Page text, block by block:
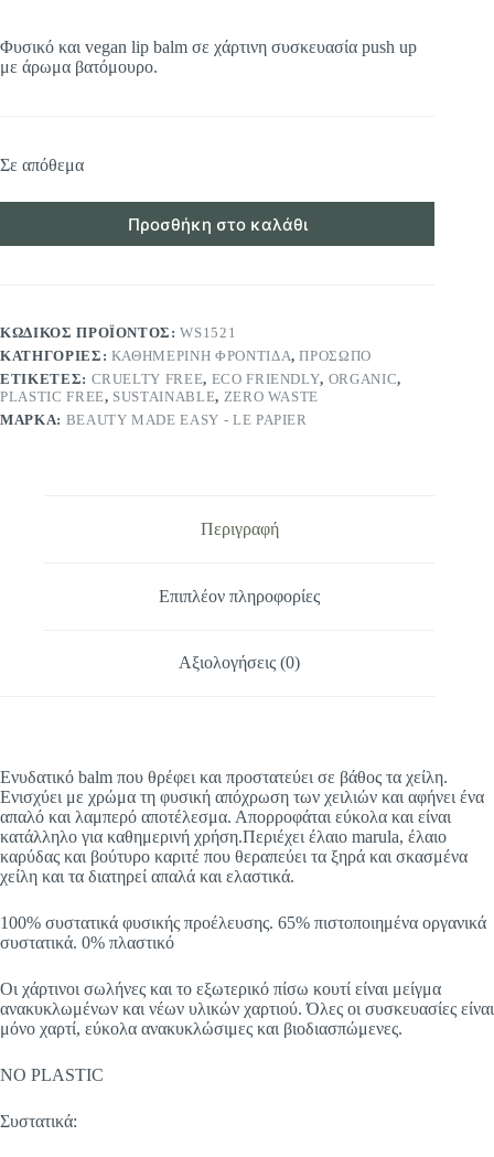
Φυσικό και vegan lip balm σε χάρτινη συσκευασία push up
με άρωμα βατόμουρο.
Σε απόθεμα
Προσθήκη στο καλάθι
ΚΩΔΙΚΌΣ ΠΡΟΪΌΝΤΟΣ:WS1521
ΚΑΤΗΓΟΡΊΕΣ: ΚΑΘΗΜΕΡΙΝΉ ΦΡΟΝΤΊΔΑ,ΠΡΌΣΩΠΟ
ΕΤΙΚΈΤΕΣ: CRUELTY FREE, ECO FRIENDLY, ORGANIC,
PLASTIC FREE, SUSTAINABLE, ZERO WASTE
ΜΆΡΚΑ: BEAUTY MADE EASY - LE PAPIER
Περιγραφή
Επιπλέον πληροφορίες
Αξιολογήσεις (0)
Ενυδατικό balm που θρέφει και προστατεύει σε βάθος τα χείλη.
Ενισχύει με χρώμα τη φυσική απόχρωση των χειλιών και αφήνει ένα
απαλό και λαμπερό αποτέλεσμα. Απορροφάται εύκολα και είναι
κατάλληλο για καθημερινή χρήση.Περιέχει έλαιο marula, έλαιο
καρύδας και βούτυρο καριτέ που θεραπεύει τα ξηρά και σκασμένα
χείλη και τα διατηρεί απαλά και ελαστικά.
100% συστατικά φυσικής προέλευσης. 65% πιστοποιημένα οργανικά
συστατικά. 0% πλαστικό
Οι χάρτινοι σωλήνες και το εξωτερικό πίσω κουτί είναι μείγμα
ανακυκλωμένων και νέων υλικών χαρτιού. Όλες οι συσκευασίες είναι
μόνο χαρτί, εύκολα ανακυκλώσιμες και βιοδιασπώμενες.
NO PLASTIC
Συστατικά: